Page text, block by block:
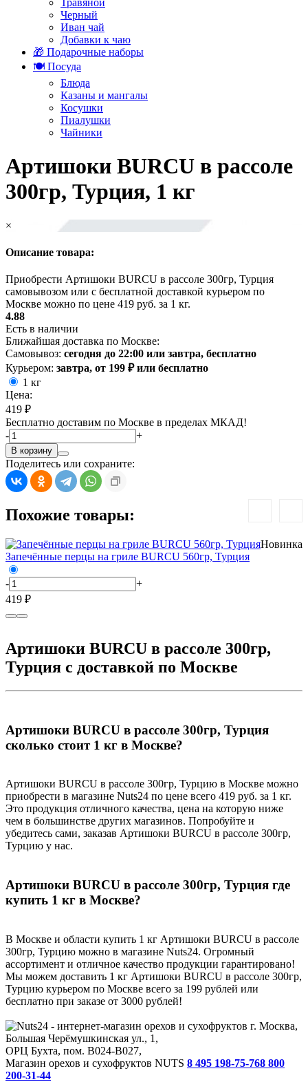
Черный
Иван чай
Добавки к чаю
🎁 Подарочные наборы
🍽️ Посуда
Блюда
Казаны и мангалы
Косушки
Пиалушки
Чайники
Артишоки BURCU в рассоле
300гр, Турция, 1 кг
×
Описание товара:
Приобрести Артишоки BURCU в рассоле 300гр, Турция
самовывозом или с бесплатной доставкой курьером по
Москве можно по цене 419 руб. за 1 кг.
4.88
Есть в наличии
Ближайшая доставка по Москве:
Самовывоз: сегодня до 22:00 или завтра, бесплатно
Курьером: завтра, от 199 ₽ или бесплатно
1 кг
Цена:
419 ₽
Бесплатно доставим по Москве в пределах МКАД!
-
+
В корзину
Поделитесь или сохраните:
Похожие товары:
Новинка
Запечённые перцы на гриле BURCU 560гр, Турция
-
+
419 ₽
Артишоки BURCU в рассоле 300гр,
Турция с доставкой по Москве
Артишоки BURCU в рассоле 300гр, Турция
сколько стоит 1 кг в Москве?
Артишоки BURCU в рассоле 300гр, Турцию в Москве можно
приобрести в магазине Nuts24 по цене всего 419 руб. за 1 кг.
Это продукция отличного качества, цена на которую ниже
чем в большинстве других магазинов. Попробуйте и
убедитесь сами, заказав Артишоки BURCU в рассоле 300гр,
Турцию у нас.
Артишоки BURCU в рассоле 300гр, Турция где
купить 1 кг в Москве?
В Москве и области купить 1 кг Артишоки BURCU в рассоле
300гр, Турцию можно в магазине Nuts24. Огромный
ассортимент и отличное качество продукции гарантировано!
Мы можем доставить 1 кг Артишоки BURCU в рассоле 300гр,
Турцию курьером по Москве всего за 199 рублей или
бесплатно при заказе от 3000 рублей!
г. Москва,
Большая Черёмушкинская ул., 1,
ОРЦ Бухта, пом. B024-B027,
Магазин орехов и сухофруктов NUTS 8 495 198-75-768 800
200-31-44